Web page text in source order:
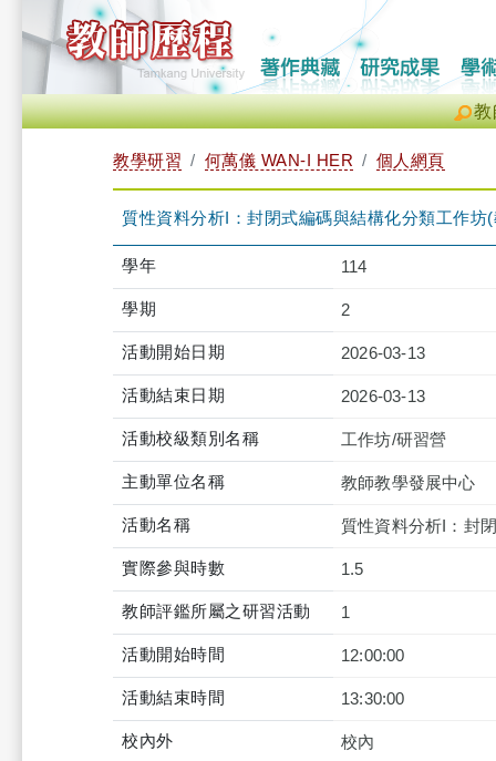
教
教學研習 何萬儀 WAN-I HER 個人網頁
質性資料分析I：封閉式編碼與結構化分類工作
學年 114
學期 2
活動開始日期 2026-03-13
活動結束日期 2026-03-13
活動校級類別名稱 工作坊/研習營
主動單位名稱 教師教學發展中心
活動名稱 質性資料分析I：封
實際參與時數 1.5
教師評鑑所屬之研習活動 1
活動開始時間 12:00:00
活動結束時間 13:30:00
校內外 校內